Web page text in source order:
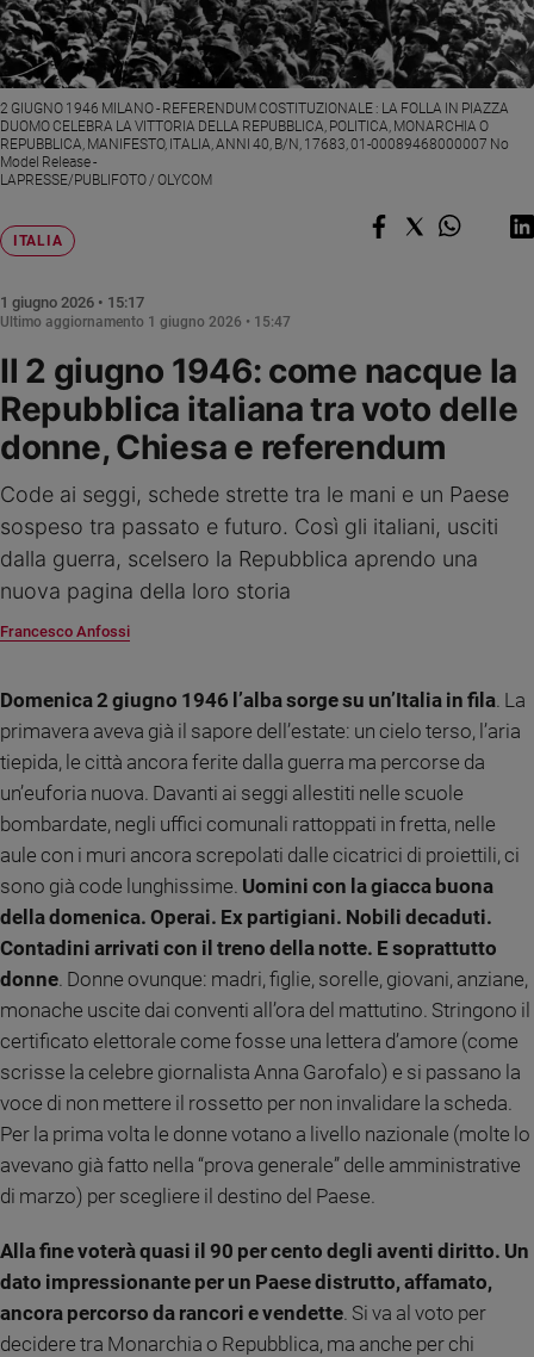
giorno
Santo
del
Società
e
valori
Ambiente
e
Volontariato
Aziende
valore
Caso
settimana
Migranti
Diversità
e
Costume
Cultura
spettacoli
2026
Cinema,
Tv
e
streaming
Libri
Musica
Arte
ed
educazione
Genitori
e
Coppia
Scuola
giovani
ITALIA
Il 2 giugno 1946: come nacque la
Repubblica italiana tra voto delle
donne, Chiesa e referendum
2 GIUGNO 1946 MILANO - REFERENDUM COSTITUZIONALE : LA FOLLA IN PIAZZA
DUOMO CELEBRA LA VITTORIA DELLA REPUBBLICA, POLITICA, MONARCHIA O
REPUBBLICA, MANIFESTO, ITALIA, ANNI 40, B/N, 17683, 01-00089468000007 No
Model Release -
LAPRESSE/PUBLIFOTO / OLYCOM
Code ai seggi, schede strette tra le mani e un Paese
sospeso tra passato e futuro. Così gli italiani, usciti
dalla guerra, scelsero la Repubblica aprendo una
nuova pagina della loro storia
Francesco Anfossi
1 giugno 2026 • 15:17
Ultimo aggiornamento 1 giugno 2026 • 15:47
Domenica 2 giugno 1946 l’alba sorge su un’Italia in fila . La
primavera aveva già il sapore dell’estate: un cielo terso, l’aria
tiepida, le città ancora ferite dalla guerra ma percorse da
un’euforia nuova. Davanti ai seggi allestiti nelle scuole
bombardate, negli uffici comunali rattoppati in fretta, nelle
aule con i muri ancora screpolati dalle cicatrici di proiettili, ci
sono già code lunghissime. Uomini con la giacca buona
della domenica. Operai. Ex partigiani. Nobili decaduti.
Contadini arrivati con il treno della notte. E soprattutto
donne . Donne ovunque: madri, figlie, sorelle, giovani, anziane,
monache uscite dai conventi all’ora del mattutino. Stringono il
certificato elettorale come fosse una lettera d’amore (come
scrisse la celebre giornalista Anna Garofalo) e si passano la
voce di non mettere il rossetto per non invalidare la scheda.
Per la prima volta le donne votano a livello nazionale (molte lo
avevano già fatto nella “prova generale” delle amministrative
di marzo) per scegliere il destino del Paese.
Alla fine voterà quasi il 90 per cento degli aventi diritto. Un
dato impressionante per un Paese distrutto, affamato,
ancora percorso da rancori e vendette . Si va al voto per
decidere tra Monarchia o Repubblica, ma anche per chi